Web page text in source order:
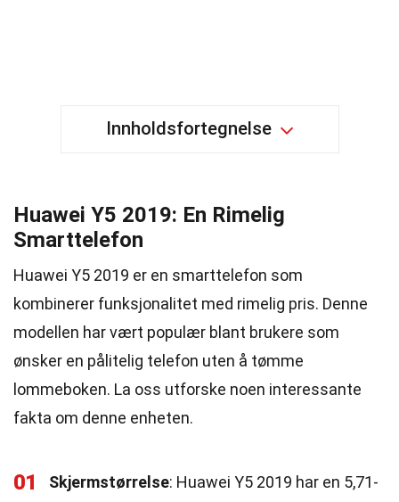
Innholdsfortegnelse
Huawei Y5 2019: En Rimelig
Smarttelefon
Huawei Y5 2019 er en smarttelefon som
kombinerer funksjonalitet med rimelig pris. Denne
modellen har vært populær blant brukere som
ønsker en pålitelig telefon uten å tømme
lommeboken. La oss utforske noen interessante
fakta om denne enheten.
01 Skjermstørrelse: Huawei Y5 2019 har en 5,71-